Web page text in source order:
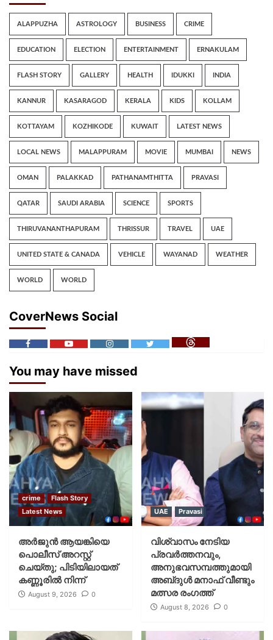
ALAPPUZHA ASTROLOGY BUSINESS CRIME
EDUCATION ELECTION ENTERTAINMENT ERNAKULAM
FLASH STORY GALLERY HEALTH IDUKKI INDIA
KANNUR KASARAGOD KERALA KIDS KOLLAM
KOTTAYAM KOZHIKODE KUWAIT LATEST NEWS
LOCAL NEWS MALAPPURAM MOVIE MUMBAI NEWS
OMAN PALAKKAD PATHANAMTHITTA PRAVASI
QATAR SAUDI ARABIA SCIENCE SPORTS
THIRUVANANTHAPURAM THRISSUR TRAVEL UAE
UNITED STATE & CANADA VEHICLE WAYANAD WEATHER
WORLD WORLD
CoverNews Social
You may have missed
crime
Flash Story
Latest News
അർജുൻ ആയങ്കിയെ
പൊലീസ് അറസ്റ്റ്
ചെയ്‌തു; പിടിയിലായത്
കണ്ണൂരിൽ നിന്ന്
August 9, 2026 0
UAE Pravasi
വിശ്വാസം നേടിയ
പ്രവർത്തനവും,
അനുഭവസമ്പത്തുമായി
അബ്‌ദുൾ മനാഫ് വീണ്ടും
മത്സര രംഗത്ത്
August 8, 2026 0